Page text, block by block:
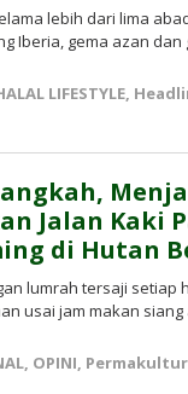
lebih dari lima
Iberia, gema azan
LIFESTYLE,
Jalan Kaki
di Hutan
lumrah tersaji setiap
usai jam makan
, OPINI, Permakultur